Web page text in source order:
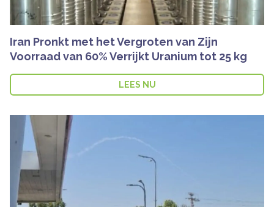
Iran Pronkt met het Vergroten van Zijn
Voorraad van 60% Verrijkt Uranium tot 25 kg
LEES NU